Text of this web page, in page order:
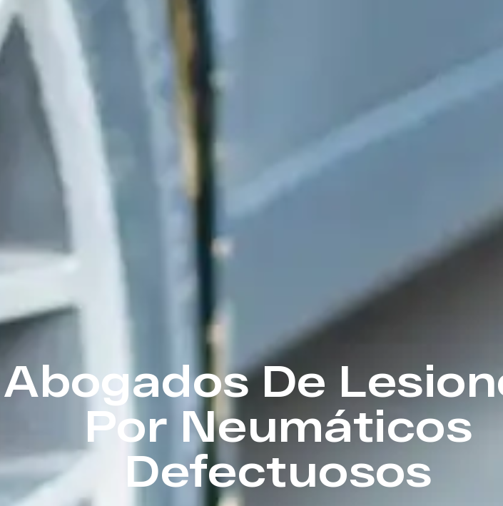
Abogados De
Por Neumáticos
Defectuosos